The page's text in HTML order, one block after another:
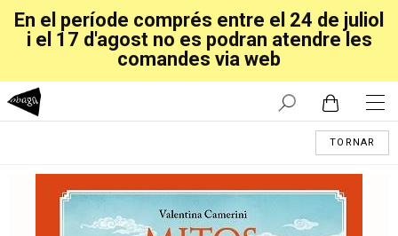
En el període comprés entre el 24 de juliol
i el 17 d'agost no es podran atendre les
comandes via web
TORNAR